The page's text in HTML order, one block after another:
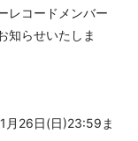
レコードメンバー
知らせいたしま
月26日(日)23:59ま